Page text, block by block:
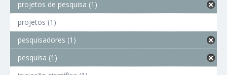
projetos de pesquisa (1)
projetos (1)
pesquisadores (1)
pesquisa (1)